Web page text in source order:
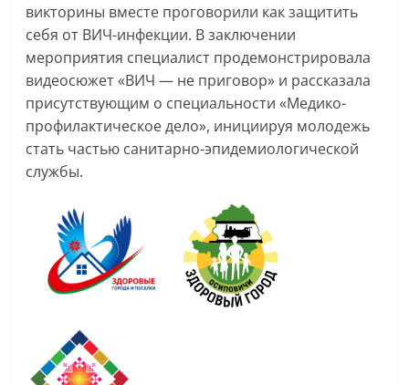
викторины вместе проговорили как защитить
себя от ВИЧ-инфекции. В заключении
мероприятия специалист продемонстрировала
видеосюжет «ВИЧ — не приговор» и рассказала
присутствующим о специальности «Медико-
профилактическое дело», инициируя молодежь
стать частью санитарно-эпидемиологической
службы.